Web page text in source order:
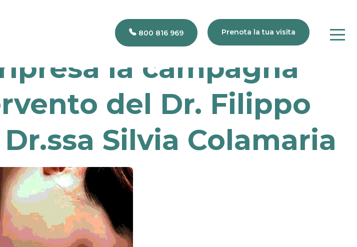
800 816 969 Prenota la tua visita
la campagna
del Dr. Filippo
Silvia Colamaria